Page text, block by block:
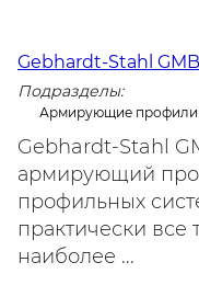
Gebhardt-Stahl
Подразделы:
Армирующие профили
Gebhardt-Stahl
армирующий
профильных
практически
наиболее ...